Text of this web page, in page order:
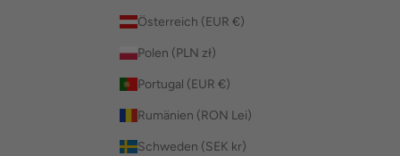
Österreich (EUR €)
Polen (PLN zł)
Portugal (EUR €)
Rumänien (RON Lei)
Schweden (SEK kr)